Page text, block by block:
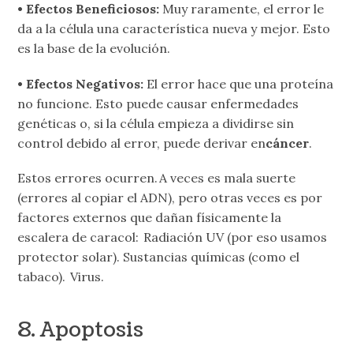
• Efectos Beneficiosos: Muy raramente, el error le
da a la célula una característica nueva y mejor. Esto
es la base de la evolución.
• Efectos Negativos: El error hace que una proteína
no funcione. Esto puede causar enfermedades
genéticas o, si la célula empieza a dividirse sin
control debido al error, puede derivar encáncer.
Estos errores ocurren. A veces es mala suerte
(errores al copiar el ADN), pero otras veces es por
factores externos que dañan físicamente la
escalera de caracol: Radiación UV (por eso usamos
protector solar). Sustancias químicas (como el
tabaco). Virus.
8. Apoptosis